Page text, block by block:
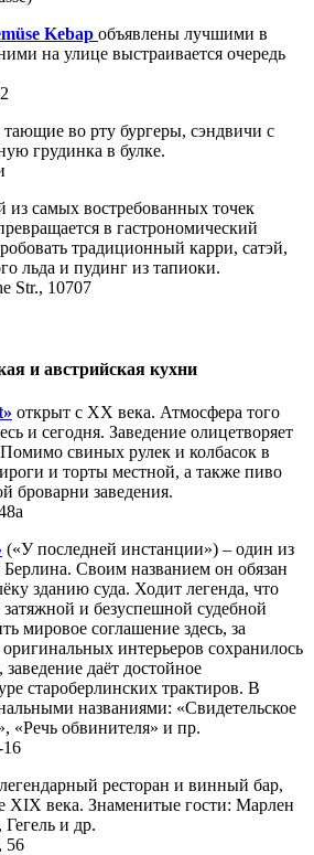
Kebap объявлены лучшими в
на улице выстраивается очередь
во рту бургеры, сэндвичи с
грудинка в булке.
из самых востребованных точек
в гастрономический
традиционный карри, сатэй,
льда и пудинг из тапиоки.
Str., 10707
и австрийская кухни
открыт с XX века. Атмосфера того
и сегодня. Заведение олицетворяет
свиных рулек и колбасок в
и торты местной, а также пиво
броварни заведения.
(«У последней инстанции») – один из
Своим названием он обязан
зданию суда. Ходит легенда, что
затяжной и безуспешной судебной
мировое соглашение здесь, за
интерьеров сохранилось
даёт достойное
староберлинских трактиров. В
названиями: «Свидетельское
«Речь обвинителя» и пр.
16
ресторан и винный бар,
XIX века. Знаменитые гости: Марлен
и др.
56